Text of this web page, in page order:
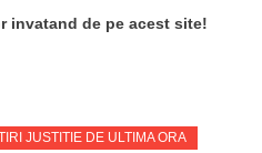
invatand de pe acest site!
JUSTITIE DE ULTIMA ORA